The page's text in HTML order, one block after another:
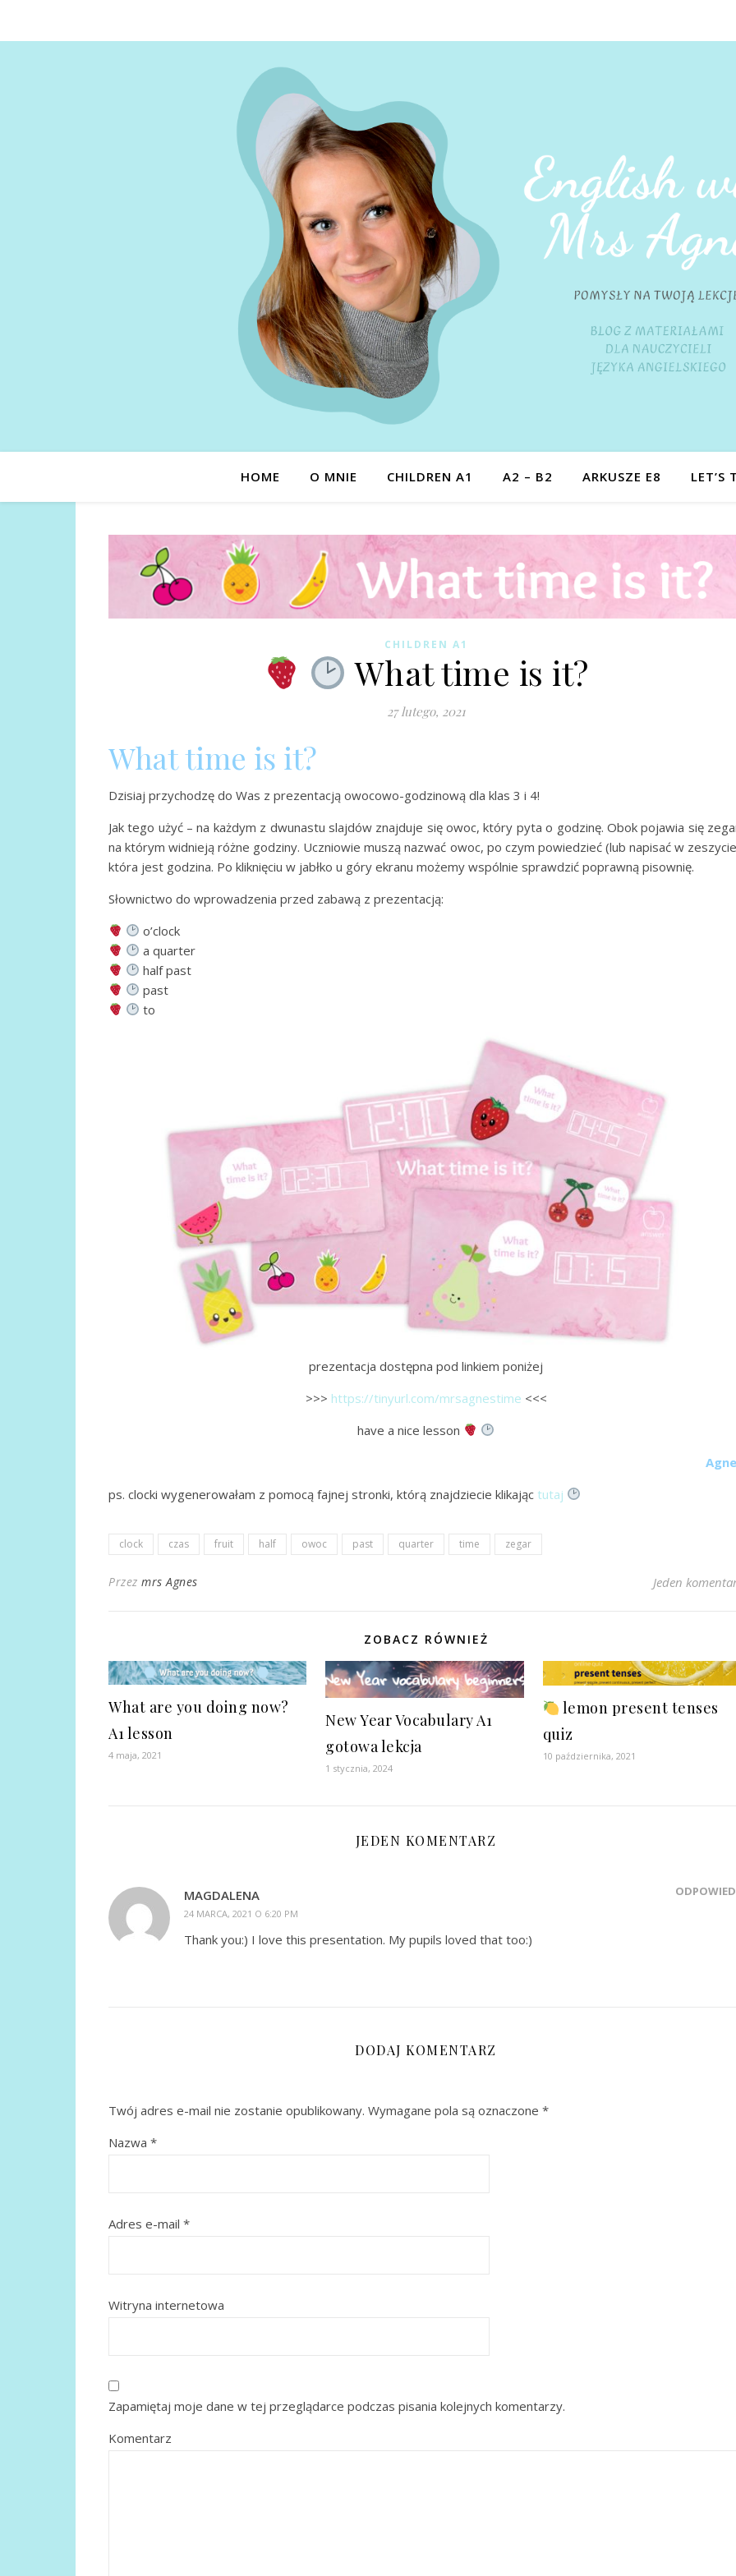
HOME O MNIE CHILDREN A1 A2 – B2 ARKUSZE E8 LET’S
CHILDREN A1
What time is it?
27 lutego, 2021
What time is it?
Dzisiaj przychodzę do Was z prezentacją owocowo-godzinową dla klas 3 i 4!
Jak tego użyć – na każdym z dwunastu slajdów znajduje się owoc, który pyta o godzinę. Obok pojawia się
na którym widnieją różne godziny. Uczniowie muszą nazwać owoc, po czym powiedzieć (lub napisać w
która jest godzina. Po kliknięciu w jabłko u góry ekranu możemy wspólnie sprawdzić poprawną pisownię.
Słownictwo do wprowadzenia przed zabawą z prezentacją:
o’clock
a quarter
half past
past
to
prezentacja dostępna pod linkiem poniżej
>>> https://tinyurl.com/mrsagnestime <<<
have a nice lesson
ps. clocki wygenerowałam z pomocą fajnej stronki, którą znajdziecie klikając tutaj
clock czas fruit half owoc past quarter time zegar
Przez mrs Agnes Jeden
ZOBACZ RÓWNIEŻ
What are you doing now?
A1 lesson
4 maja, 2021
New Year Vocabulary A1
gotowa lekcja
1 stycznia, 2024
lemon present tenses
quiz
10 października, 2021
JEDEN KOMENTARZ
MAGDALENA
24 MARCA, 2021 O 6:20 PM
Thank you:) I love this presentation. My pupils loved that too:)
DODAJ KOMENTARZ
Twój adres e-mail nie zostanie opublikowany. Wymagane pola są oznaczone *
Nazwa *
Adres e-mail *
Witryna internetowa
Zapamiętaj moje dane w tej przeglądarce podczas pisania kolejnych komentarzy.
Komentarz